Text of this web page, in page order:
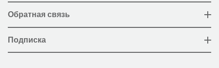
Обратная связь
Подписка